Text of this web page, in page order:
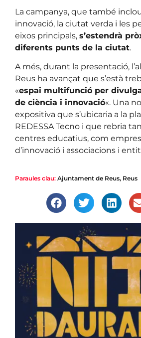
La campanya, que també
innovació, la ciutat verda i les
eixos principals, s’estendrà
diferents punts de la ciutat.
A més, durant la presentació,
Reus ha avançat que s’està
«espai multifunció per
de ciència i innovació«. Una
expositiva que s’ubicaria a la
REDESSA Tecno i que rebria
centres educatius, com
d’innovació i associacions i
Paraules clau: Ajuntament de Reus, Reus